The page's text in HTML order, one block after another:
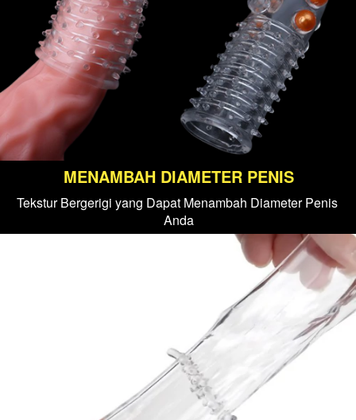
MENAMBAH DIAMETER PENIS
Tekstur Bergerigi yang Dapat Menambah Diameter Penis
Anda